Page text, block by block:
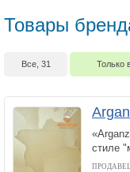
Товары
Все, 31 Только
стиле